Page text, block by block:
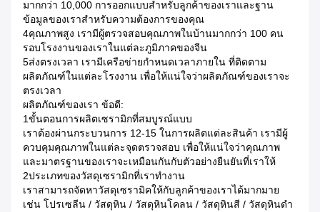
มากกว่า 10,000 การออกแบบสําหรับลูกค้าของเราและฐาน
ข้อมูลของเราสําหรับความต้องการของคุณ
4คุณภาพสูง เรามีผู้ตรวจสอบคุณภาพในบ้านมากกว่า 100 คน
รอบโรงงานของเราในแต่ละภูมิภาคของจีน
5ส่งตรงเวลา เรามีเครือข่ายกําหนดเวลาภายใน ที่ติดตาม
ผลิตภัณฑ์ในแต่ละโรงงาน เพื่อให้แน่ใจว่าผลิตภัณฑ์ของเราจะ
ตรงเวลา
ผลิตภัณฑ์ของเรา ข้อดี:
1ขั้นตอนการผลิตเซรามิกที่สมบูรณ์แบบ
เราต้องผ่านกระบวนการ 12-15 ในการผลิตแต่ละสินค้า เรามีผู้
ควบคุมคุณภาพในแต่ละจุดตรวจสอบ เพื่อให้แน่ใจว่าคุณภาพ
และมาตรฐานของเราจะเหมือนกันกับตัวอย่างยืนยันที่เราให้
2ประเภทของวัสดุเซรามิกที่เราทํางาน
เราสามารถจัดหาวัสดุเซรามิคให้กับลูกค้าของเราได้มากมาย
เช่น โปรเซลีน / วัสดุหิน / วัสดุหินโคลน / วัสดุหินสี / วัสดุหินดํา